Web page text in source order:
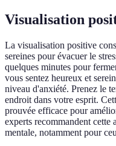
Visualisation
La visualisation positive
sereines pour évacuer le
quelques minutes pour
vous sentez heureux et
niveau d'anxiété. Prenez le
endroit dans votre esprit.
prouvée efficace pour
experts recommandent cette
mentale, notamment pour